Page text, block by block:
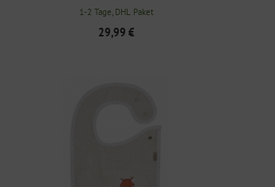
1-2 Tage, DHL Paket
29,99 €